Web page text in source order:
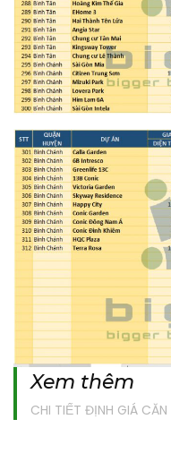
Xem thêm
CHI TIẾT ĐỊNH GIÁ